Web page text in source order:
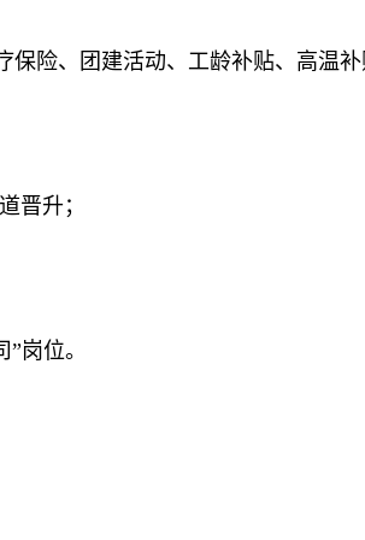
险、团建活动、工龄补贴、高温补
晋升；
岗位。